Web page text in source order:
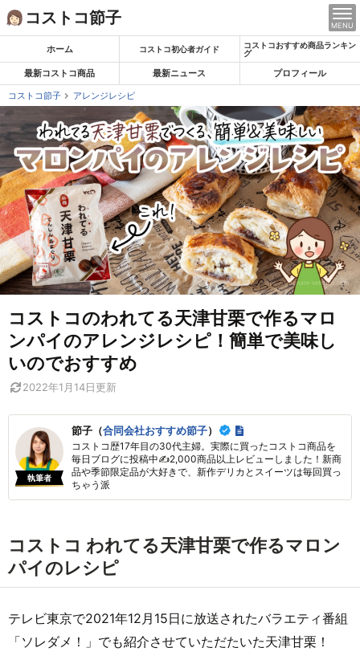
Skip
to
コストコ節子 MENU
ホーム コストコ初心者ガイド
コストコおすすめ商品ランキン
グ
最新コストコ商品 最新ニュース
プロフィール
コストコ節子
アレンジレシピ
コストコのわれてる天津甘栗で作るマロ
ンパイのアレンジレシピ！簡単で美味し
いのでおすすめ
2022年1月14日更新
執筆者
節子（合同会社おすすめ節子）
コストコ歴17年目の30代主婦。実際に買ったコストコ商品を
毎日ブログに投稿中✍2,000商品以上レビューしました！新商
品や季節限定品が大好きで、新作デリカとスイーツは毎回買っ
ちゃう派
コストコ われてる天津甘栗で作るマロン
パイのレシピ
テレビ東京で2021年12月15日に放送されたバラエティ番組
「ソレダメ！」でも紹介させていただたいた天津甘栗！